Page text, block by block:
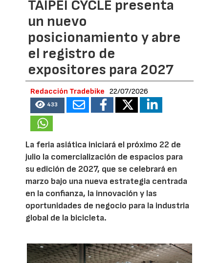
TAIPEI CYCLE presenta
un nuevo
posicionamiento y abre
el registro de
expositores para 2027
Redacción Tradebike 22/07/2026
433
La feria asiática iniciará el próximo 22 de
julio la comercialización de espacios para
su edición de 2027, que se celebrará en
marzo bajo una nueva estrategia centrada
en la confianza, la innovación y las
oportunidades de negocio para la industria
global de la bicicleta.